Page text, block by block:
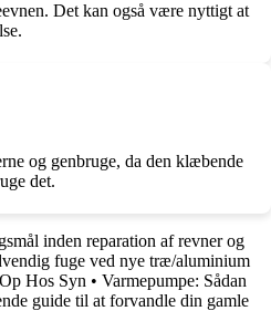
Det kan også være nyttigt at
og genbruge, da den klæbende
det.
inden reparation af revner og
fuge ved nye træ/aluminium
Hos Syn • Varmepumpe: Sådan
guide til at forvandle din gamle